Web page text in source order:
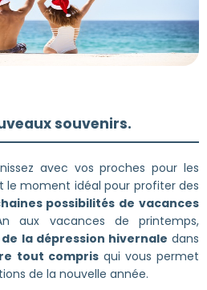
souvenirs.
avec vos proches pour les
le moment idéal pour profiter des
possibilités de vacances
aux vacances de printemps,
la dépression hivernale dans
tout comprisqui vous permet
de la nouvelle année.